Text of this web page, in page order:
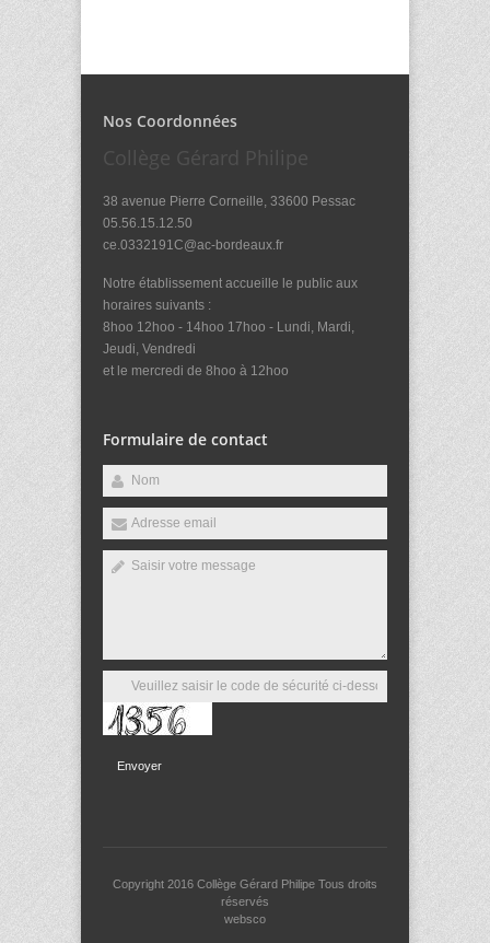
Nos Coordonnées
Collège Gérard Philipe
38 avenue Pierre Corneille, 33600 Pessac
05.56.15.12.50
ce.0332191C@ac-bordeaux.fr
Notre établissement accueille le public aux
horaires suivants :
8hoo 12hoo - 14hoo 17hoo - Lundi, Mardi,
Jeudi, Vendredi
et le mercredi de 8hoo à 12hoo
Formulaire de contact
Envoyer
Copyright 2016 Collège Gérard Philipe Tous droits
réservés
websco